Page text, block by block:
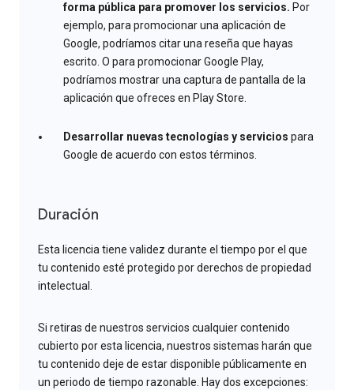
forma pública para promover los servicios. Por
ejemplo, para promocionar una aplicación de
Google, podríamos citar una reseña que hayas
escrito. O para promocionar Google Play,
podríamos mostrar una captura de pantalla de la
aplicación que ofreces en Play Store.
Desarrollar nuevas tecnologías y servicios para
Google de acuerdo con estos términos.
Duración
Esta licencia tiene validez durante el tiempo por el que
tu contenido esté protegido por derechos de propiedad
intelectual.
Si retiras de nuestros servicios cualquier contenido
cubierto por esta licencia, nuestros sistemas harán que
tu contenido deje de estar disponible públicamente en
un periodo de tiempo razonable. Hay dos excepciones: